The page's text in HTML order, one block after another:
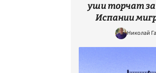
уши торчат
Испании
Николай